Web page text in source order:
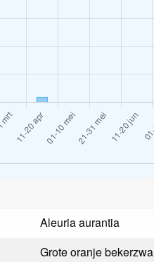
Aleuria aurantia
Grote oranje